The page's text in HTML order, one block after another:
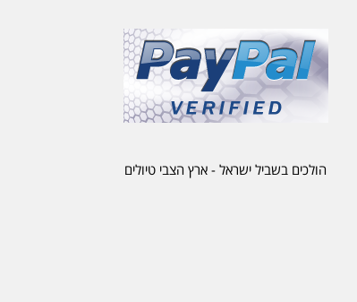
הולכים בשביל ישראל - ארץ הצבי טיולים